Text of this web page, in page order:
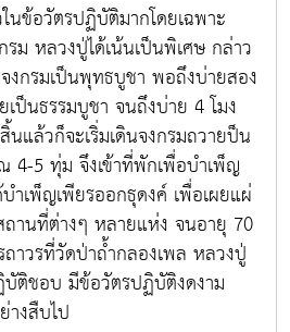
นข้อวัตรปฏิบัติมากโดยเฉพาะ
ม หลวงปู่ได้เน้นเป็นพิเศษ กล่าว
จงกรมเป็นพุทธบูชา พอถึงบ่ายสอง
เป็นธรรมบูชา จนถึงบ่าย 4 โมง
นแล้วก็จะเริ่มเดินจงกรมถวายป็น
4-5 ทุ่ม จึงเข้าที่พักเพื่อบำเพ็ญ
ำเพ็ญเพียรออกธุดงค์ เพื่อเผยแผ่
านที่ต่างๆ หลายแห่ง จนอายุ 70
าวรที่วัดป่าถ้ำกลองเพล หลวงปู่
ติชอบ มีข้อวัตรปฏิบัติงดงาม
งสืบไป